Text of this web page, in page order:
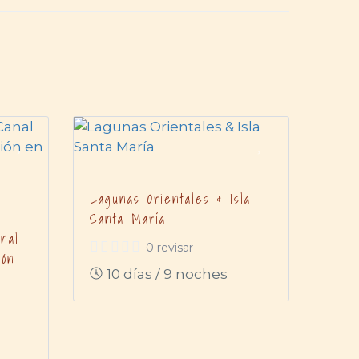
Lagunas Orientales & Isla
Santa María
0 revisar
10 días / 9 noches